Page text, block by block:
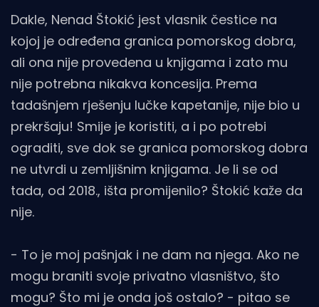
Dakle, Nenad Štokić jest vlasnik čestice na
kojoj je određena granica pomorskog dobra,
ali ona nije provedena u knjigama i zato mu
nije potrebna nikakva koncesija. Prema
tadašnjem rješenju lučke kapetanije, nije bio u
prekršaju! Smije je koristiti, a i po potrebi
ograditi, sve dok se granica pomorskog dobra
ne utvrdi u zemljišnim knjigama. Je li se od
tada, od 2018., išta promijenilo? Štokić kaže da
nije.
- To je moj pašnjak i ne dam na njega. Ako ne
mogu braniti svoje privatno vlasništvo, što
mogu? Što mi je onda još ostalo? - pitao se